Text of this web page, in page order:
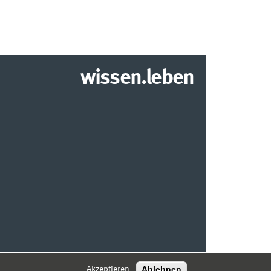
wissen.leben
INSTITUT FÜR WIRTSCHAFTSINFORMATIK
Akzeptieren